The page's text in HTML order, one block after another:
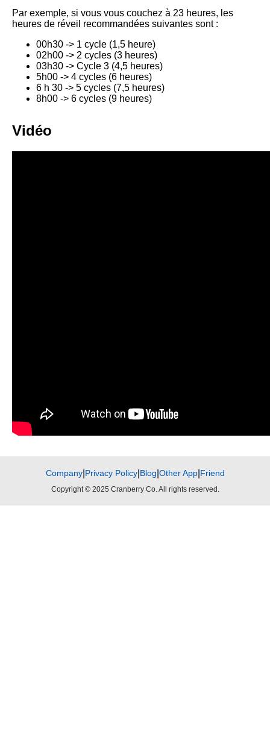
Par exemple, si vous vous couchez à 23 heures, les
heures de réveil recommandées suivantes sont :
00h30 -> 1 cycle (1,5 heure)
02h00 -> 2 cycles (3 heures)
03h30 -> Cycle 3 (4,5 heures)
5h00 -> 4 cycles (6 heures)
6 h 30 -> 5 cycles (7,5 heures)
8h00 -> 6 cycles (9 heures)
Vidéo
Company| Privacy Policy| Blog Other App| Friend
Copyright © 2025 Cranberry Co. All rights reserved.